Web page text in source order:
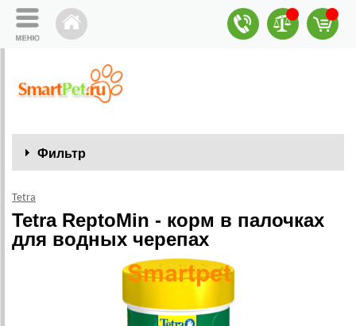
Фильтр
Tetra
Tetra ReptoMin - корм в палочках
для водных черепах